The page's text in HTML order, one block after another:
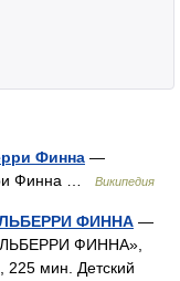
Финна —
Финна …
Википедия
ФИННА —
ФИННА»,
мин. Детский